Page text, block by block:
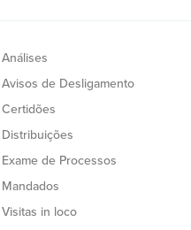
Análises
Avisos de Desligamento
Certidões
Distribuições
Exame de Processos
Mandados
Visitas in loco